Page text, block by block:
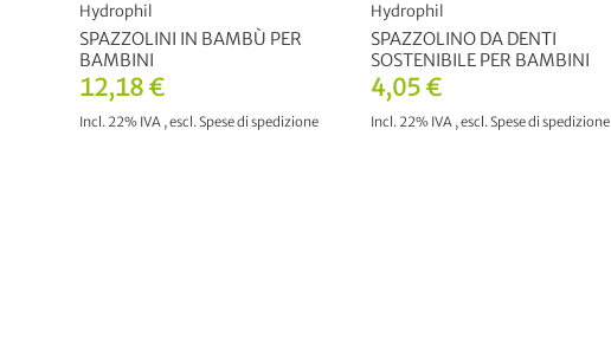
12,18 €
Incl. 22% IVA ,escl.Spese di spedizione
Hydrophil
SPAZZOLINI IN BAMBÙ PER
BAMBINI
4,05 €
Incl. 22% IVA ,escl.Spese di spedizione
Hydrophil
SPAZZOLINO DA DENTI
SOSTENIBILE PER BAMBINI